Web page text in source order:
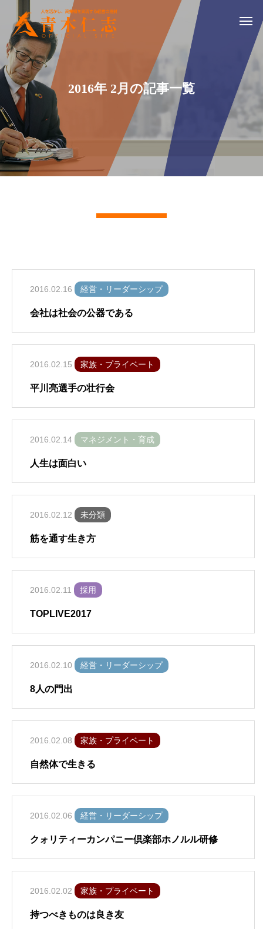
2016年 2月の記事一覧
2016.02.16 経営・リーダーシップ
会社は社会の公器である
2016.02.15 家族・プライベート
平川亮選手の壮行会
2016.02.14 マネジメント・育成
人生は面白い
2016.02.12 未分類
筋を通す生き方
2016.02.11 採用
TOPLIVE2017
2016.02.10 経営・リーダーシップ
8人の門出
2016.02.08 家族・プライベート
自然体で生きる
2016.02.06 経営・リーダーシップ
クォリティーカンパニー倶楽部ホノルル研修
2016.02.02 家族・プライベート
持つべきものは良き友